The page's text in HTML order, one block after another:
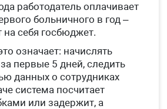
работодатель оплачивает
больничного в год –
на себя госбюджет.
означает: начислять
первые 5 дней, следить
данных о сотрудниках
система посчитает
или задержит, а